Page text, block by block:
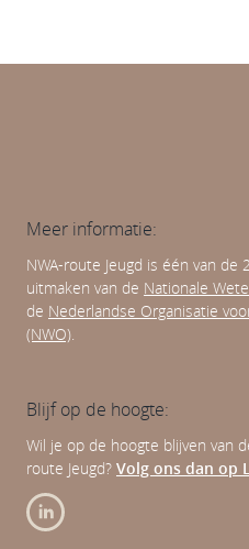
Meer informatie:
NWA-route Jeugd is één van
uitmaken van de Nationale
de Nederlandse Organisatie
(NWO).
Blijf op de hoogte:
Wil je op de hoogte blijven van
route Jeugd? Volg ons dan op